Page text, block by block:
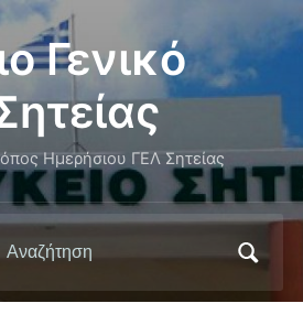
Γενικό
Ημερήσιου ΓΕΛ Σητείας